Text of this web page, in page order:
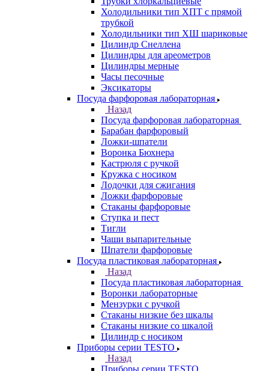
Холодильники тип ХПТ с прямой
трубкой
Холодильники тип ХШ шариковые
Цилиндр Снеллена
Цилиндры для ареометров
Цилиндры мерные
Часы песочные
Эксикаторы
Посуда фарфоровая лабораторная
Назад
Посуда фарфоровая лабораторная
Барабан фарфоровый
Ложки-шпатели
Воронка Бюхнера
Кастрюля с ручкой
Кружка с носиком
Лодочки для сжигания
Ложки фарфоровые
Стаканы фарфоровые
Ступка и пест
Тигли
Чаши выпарительные
Шпатели фарфоровые
Посуда пластиковая лабораторная
Назад
Посуда пластиковая лабораторная
Воронки лабораторные
Мензурки с ручкой
Стаканы низкие без шкалы
Стаканы низкие со шкалой
Цилиндр с носиком
Приборы серии TESTO
Назад
Приборы серии TESTO